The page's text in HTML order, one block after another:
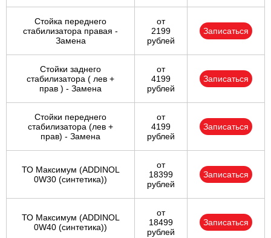
Стойка переднего
стабилизатора правая -
Замена
от
2199
рублей
Записаться
Стойки заднего
стабилизатора ( лев +
прав ) - Замена
от
4199
рублей
Записаться
Стойки переднего
стабилизатора (лев +
прав) - Замена
от
4199
рублей
Записаться
ТО Максимум (ADDINOL
0W30 (синтетика))
от
18399
рублей
Записаться
ТО Максимум (ADDINOL
0W40 (синтетика))
от
18499
рублей
Записаться